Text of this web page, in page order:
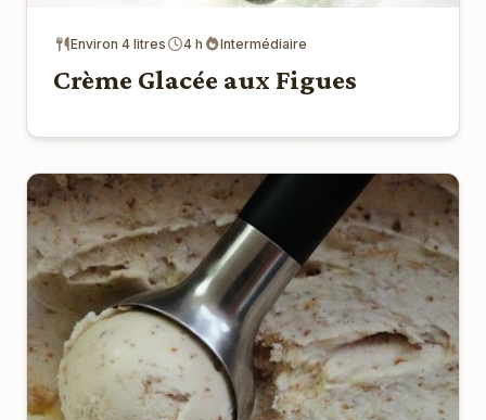
Environ 4 litres 4 h Intermédiaire
Crème Glacée aux Figues